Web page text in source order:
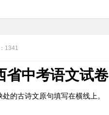
1341
省中考语文试卷
的古诗文原句填写在横线上。